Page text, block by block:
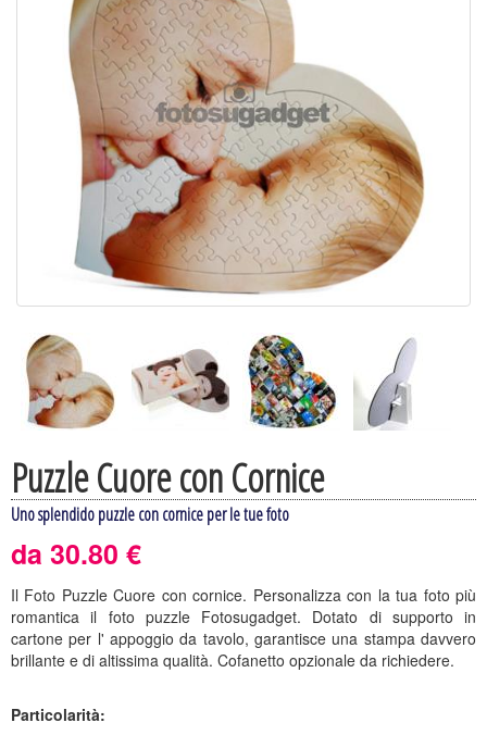
Puzzle Cuore con Cornice
Uno splendido puzzle con cornice per le tue foto
da 30.80 €
Il Foto Puzzle Cuore con cornice. Personalizza con la tua foto più
romantica il foto puzzle Fotosugadget. Dotato di supporto in
cartone per l' appoggio da tavolo, garantisce una stampa davvero
brillante e di altissima qualità. Cofanetto opzionale da richiedere.
Particolarità: